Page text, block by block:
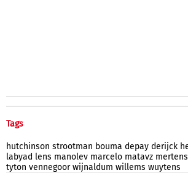
Tags
hutchinson strootman bouma depay derijck
labyad lens manolev marcelo matavz mertens
tyton vennegoor wijnaldum willems wuytens